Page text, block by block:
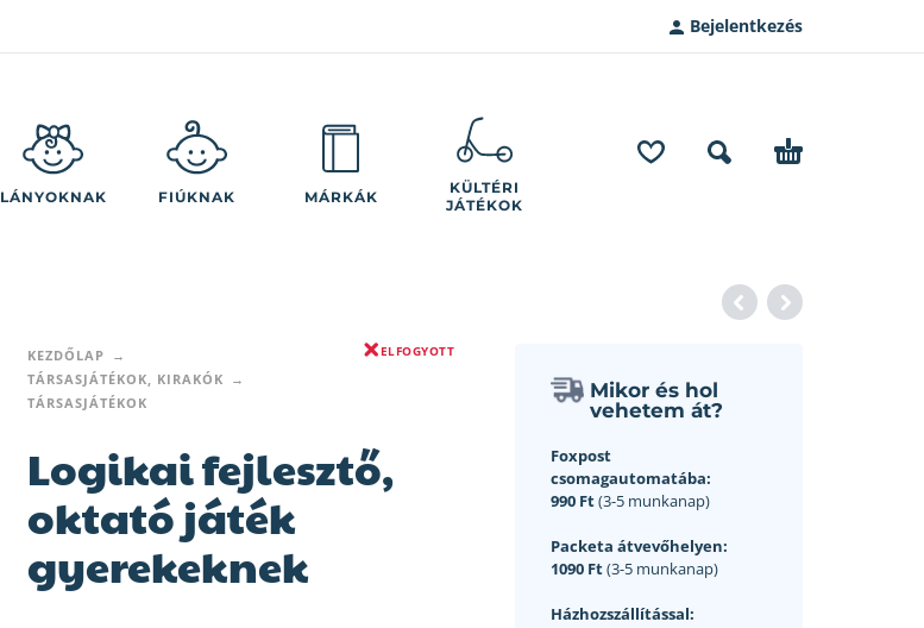
Bejelentkezés
LÁNYOKNAK FIÚKNAK MÁRKÁK
KÜLTÉRI
JÁTÉKOK
KEZDŐLAP
TÁRSASJÁTÉKOK, KIRAKÓK
TÁRSASJÁTÉKOK
ELFOGYOTT
Logikai fejlesztő,
oktató játék
gyerekeknek
Mikor és hol
vehetem át?
Foxpost
csomagautomatába:
990 Ft(3-5 munkanap)
Packeta átvevőhelyen:
1090 Ft(3-5 munkanap)
Házhozszállítással: